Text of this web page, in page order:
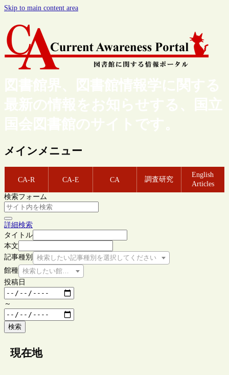
Skip to main content area
図書館界、図書館情報学に関する
最新の情報をお知らせする、国立
国会図書館のサイトです。
メインメニュー
CA-R CA-E CA 調査研究
English
Articles
検索フォーム
詳細検索
タイトル
本文
記事種別
検索したい記事種別を選択してください
館種 検索したい館種を選択してください
投稿日
～
検索
現在地